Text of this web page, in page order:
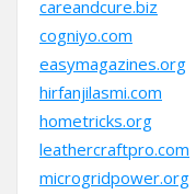
careandcure.biz
cogniyo.com
easymagazines.org
hirfanjilasmi.com
hometricks.org
leathercraftpro.com
microgridpower.org